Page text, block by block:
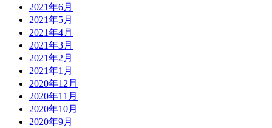
2021年6月
2021年5月
2021年4月
2021年3月
2021年2月
2021年1月
2020年12月
2020年11月
2020年10月
2020年9月